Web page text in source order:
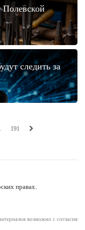
Полевской
следить за
191
правах.
возможно с согласия